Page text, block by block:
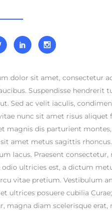
dolor sit amet, consectetur
Suspendisse hendrerit
Sed ac velit iaculis,
nunc sit amet risus aliquet
magnis dis parturient
amet metus sagittis
lacus. Praesent consectetur,
odio ultricies est, a dictum
vitae pretium. Vestibulum
ultrices posuere cubilia
magna diam scelerisque